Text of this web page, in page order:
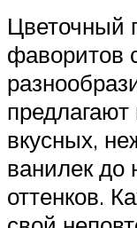
Цветочный
фаворитов
вкусных,
ванилек до
оттенков.